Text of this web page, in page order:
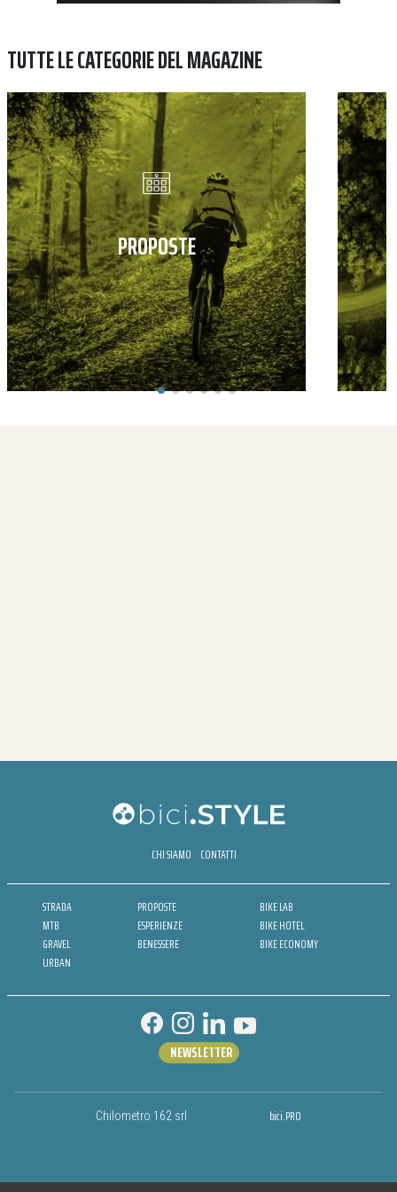
TUTTE LE CATEGORIE DEL MAGAZINE
PROPOSTE
CHI SIAMO CONTATTI
STRADA
MTB
GRAVEL
URBAN
PROPOSTE
ESPERIENZE
BENESSERE
BIKE LAB
BIKE HOTEL
BIKE ECONOMY
Chilometro 162 srl bici.PRO
NEWSLETTER